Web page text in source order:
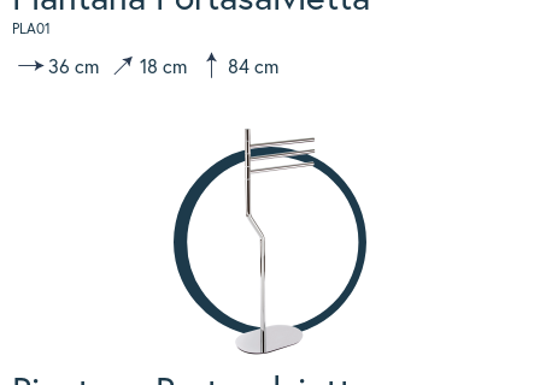
PLA01
36 cm 18 cm 84 cm